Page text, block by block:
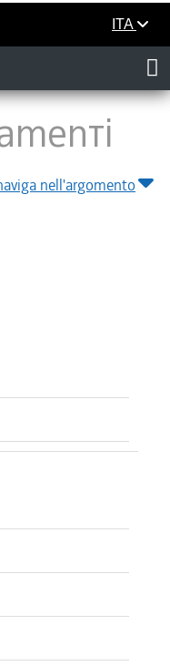
ITA
nell'argomento